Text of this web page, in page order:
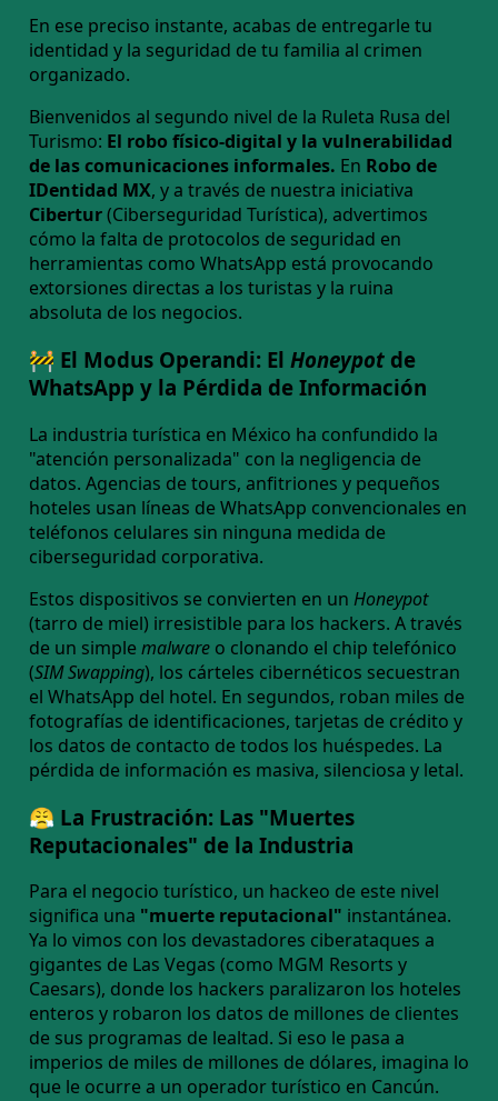
En ese preciso instante, acabas de entregarle tu
identidad y la seguridad de tu familia al crimen
organizado.
Bienvenidos al segundo nivel de la Ruleta Rusa del
Turismo: El robo físico-digital y la vulnerabilidad
de las comunicaciones informales. En Robo de
IDentidad MX, y a través de nuestra iniciativa
Cibertur(Ciberseguridad Turística), advertimos
cómo la falta de protocolos de seguridad en
herramientas como WhatsApp está provocando
extorsiones directas a los turistas y la ruina
absoluta de los negocios.
🚧 El Modus Operandi: El Honeypot de
WhatsApp y la Pérdida de Información
La industria turística en México ha confundido la
"atención personalizada" con la negligencia de
datos. Agencias de tours, anfitriones y pequeños
hoteles usan líneas de WhatsApp convencionales en
teléfonos celulares sin ninguna medida de
ciberseguridad corporativa.
Estos dispositivos se convierten en un Honeypot
(tarro de miel) irresistible para los hackers. A través
de un simple malware o clonando el chip telefónico
(SIM Swapping), los cárteles cibernéticos secuestran
el WhatsApp del hotel. En segundos, roban miles de
fotografías de identificaciones, tarjetas de crédito y
los datos de contacto de todos los huéspedes. La
pérdida de información es masiva, silenciosa y letal.
😤 La Frustración: Las "Muertes
Reputacionales" de la Industria
Para el negocio turístico, un hackeo de este nivel
significa una "muerte reputacional" instantánea.
Ya lo vimos con los devastadores ciberataques a
gigantes de Las Vegas (como MGM Resorts y
Caesars), donde los hackers paralizaron los hoteles
enteros y robaron los datos de millones de clientes
de sus programas de lealtad. Si eso le pasa a
imperios de miles de millones de dólares, imagina lo
que le ocurre a un operador turístico en Cancún.